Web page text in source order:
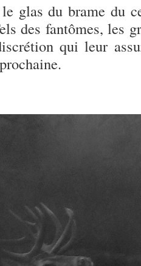
glas du brame du
des fantômes, les
qui leur